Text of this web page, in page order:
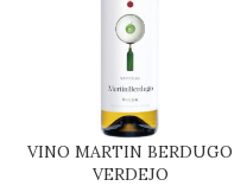
VINO MARTIN BERDUGO
VERDEJO